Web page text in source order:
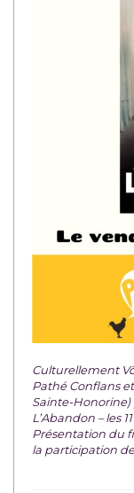
Culturellement
Pathé Conflans
Sainte-
L’Abandon – les
Présentation du
la participation